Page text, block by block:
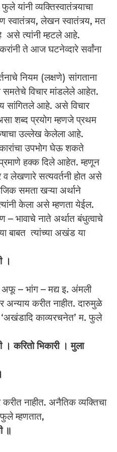
यांनी व्यक्तिस्वातंत्र्याचा
स्वातंत्र्य, लेखन स्वातंत्र्य, मत
असे त्यांनी म्हटले आहे.
ते आज घटनेव्दारे सर्वांना
नियम (लक्षणे) सांगताना
समतेचे विचार मांडलेले आहेत.
सांगितले आहे. असे विचार
शब्द प्रयोग म्हणजे प्रथम
उल्लेख केलेला आहे.
उपभोग घेऊ शकते
हक्क दिले आहेत. म्हणून
व लेखणारे सत्यवर्तनी होत असे
समता खऱ्या अर्थाने
केला असे म्हणता येईल.
– भावाचे नाते अर्थात बंधुत्वाचे
बाबत त्यांच्या अखंड या
।
अफू – भांग – मद्य इ. अंमली
अन्याय करीत नाहीत. दारुमुळे
काव्यरचनेत’ म. फुले
। करितो भिकारी । मुला
करीत नाहीत. अनैतिक व्यक्तिचा
फुले म्हणतात,
॥